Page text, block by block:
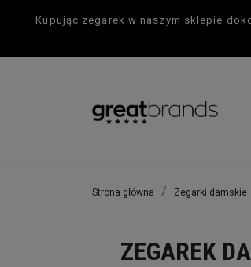
Kupując zegarek w naszym sklepie
Strona główna Zegarki damskie
ZEGAREK